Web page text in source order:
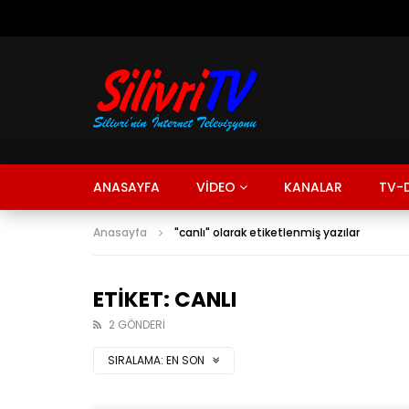
ANASAYFA VİDEO KANALAR TV-
Anasayfa "canlı" olarak etiketlenmiş yazılar
ETIKET: CANLI
2 GÖNDERI
SIRALAMA: EN SON